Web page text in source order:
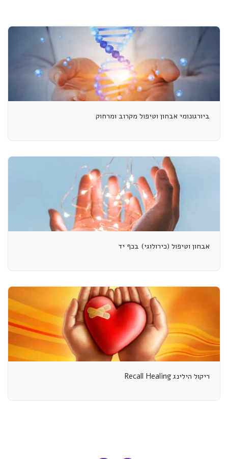
ביורגונומי אבחון וטיפול מקרוב ומרחוק
אבחון וטיפול (כירולוגי) בכף יד
ריקול הילינג Recall Healing